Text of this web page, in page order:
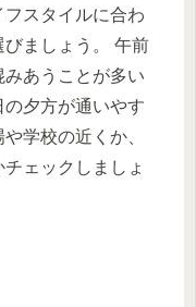
フスタイルに合わ
ましょう。 午前
あうことが多い
夕方が通いやす
学校の近くか、
ェックしましょ